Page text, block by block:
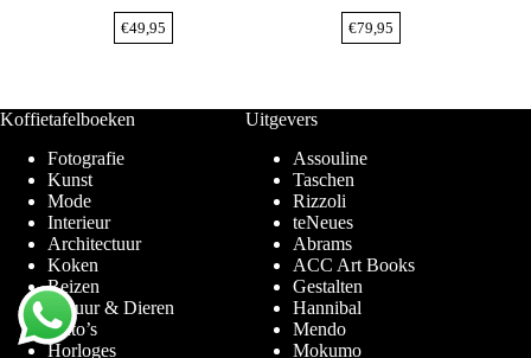
€49,95 €79,95
Koffietafelboeken
Fotografie
Kunst
Mode
Interieur
Architectuur
Koken
Reizen
Natuur & Dieren
Auto’s
Horloges
Uitgevers
Assouline
Taschen
Rizzoli
teNeues
Abrams
ACC Art Books
Gestalten
Hannibal
Mendo
Mokumo